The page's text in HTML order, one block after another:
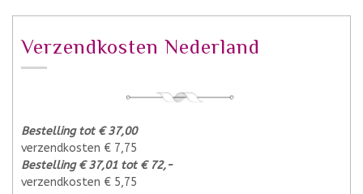
Verzendkosten Nederland
Bestelling tot € 37,00
verzendkosten € 7,75
Bestelling € 37,01 tot € 72,-
verzendkosten € 5,75